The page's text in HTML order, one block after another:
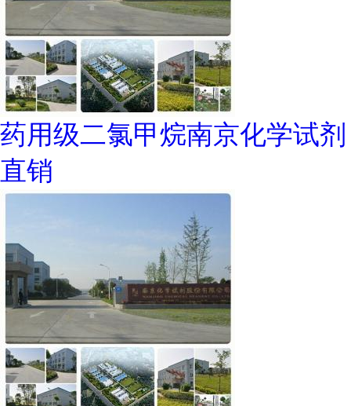
药用级二氯甲烷南京化学试剂
直销